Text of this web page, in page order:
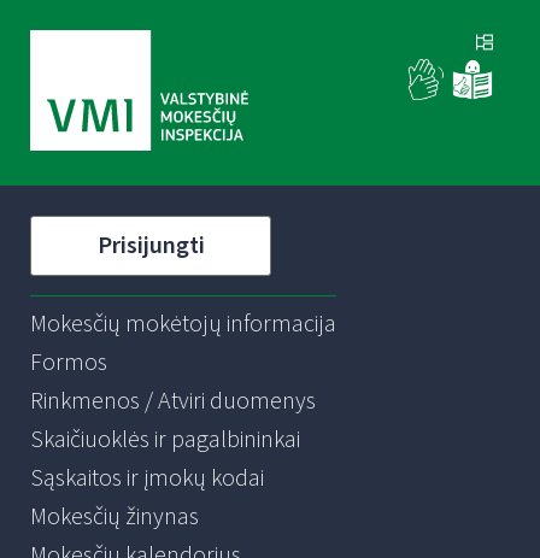
Prisijungti
Mokesčių mokėtojų informacija
Formos
Rinkmenos / Atviri duomenys
Skaičiuoklės ir pagalbininkai
Sąskaitos ir įmokų kodai
Mokesčių žinynas